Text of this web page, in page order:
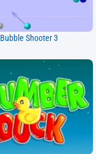
Bubble Shooter 3